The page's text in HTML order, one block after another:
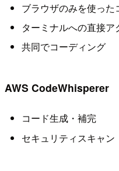
ブラウザのみを使った
ターミナルへの直接ア
共同でコーディング
AWS CodeWhisperer
コード生成・補完
セキュリティスキャン